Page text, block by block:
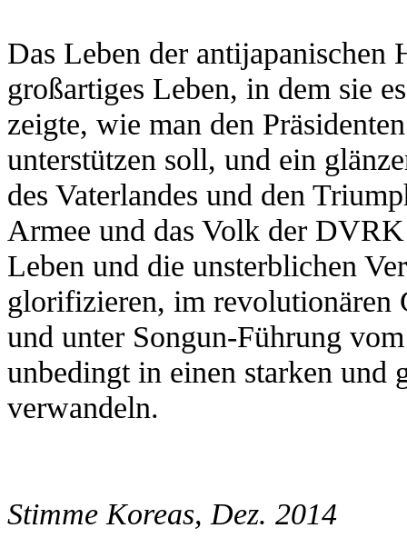
Das Leben der
großartiges Leben, in dem sie
zeigte, wie man den
unterstützen soll, und ein
des Vaterlandes und den
Armee und das Volk der
Leben und die unsterblichen
glorifizieren, im revolutionären
und unter Songun-Führung
unbedingt in einen starken und
verwandeln.
Stimme Koreas, Dez. 2014